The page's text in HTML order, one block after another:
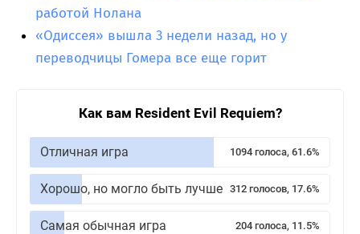
работой Нолана
«Одиссея» вышла 3 недели назад, но у
переводчицы Гомера все еще горит
Как вам Resident Evil Requiem?
Отличная игра 1094 голоса, 61.6%
Хорошо, но могло быть лучше 312 голосов, 17.6%
Самая обычная игра 204 голоса, 11.5%